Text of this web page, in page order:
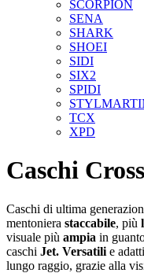
SCORPION
SENA
SHARK
SHOEI
SIDI
SIX2
SPIDI
TCX
XPD
Caschi
Caschi di ultima
mentoniera staccabile, più
visuale più ampia in
caschi Jet. Versatili e
lungo raggio, grazie alla